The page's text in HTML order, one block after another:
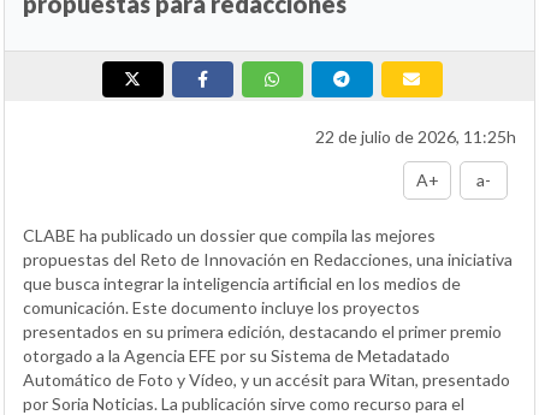
22 de julio de 2026, 11:25h
A+ a-
CLABE ha publicado un dossier que compila las mejores
propuestas del Reto de Innovación en Redacciones, una iniciativa
que busca integrar la inteligencia artificial en los medios de
comunicación. Este documento incluye los proyectos
presentados en su primera edición, destacando el primer premio
otorgado a la Agencia EFE por su Sistema de Metadatado
Automático de Foto y Vídeo, y un accésit para Witan, presentado
por Soria Noticias. La publicación sirve como recurso para el